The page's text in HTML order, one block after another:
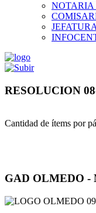
NOTARIA
RESOLUCION
Cantidad de ítems por
GAD OLMEDO -